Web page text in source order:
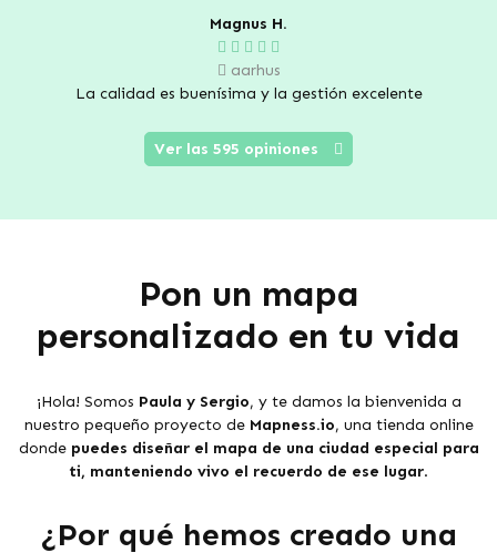
Magnus H.
aarhus
La calidad es buenísima y la gestión excelente
Ver las 595 opiniones
Pon un mapa
personalizado en tu vida
¡Hola! Somos Paula y Sergio, y te damos la bienvenida a
nuestro pequeño proyecto de Mapness.io, una tienda online
donde puedes diseñar el mapa de una ciudad especial para
ti, manteniendo vivo el recuerdo de ese lugar.
¿Por qué hemos creado una